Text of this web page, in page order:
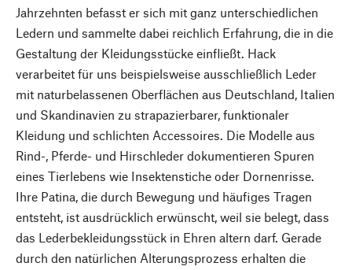
Jahrzehnten befasst er sich mit ganz unterschiedlichen
Ledern und sammelte dabei reichlich Erfahrung, die in die
Gestaltung der Kleidungsstücke einfließt. Hack
verarbeitet für uns beispielsweise ausschließlich Leder
mit naturbelassenen Oberflächen aus Deutschland, Italien
und Skandinavien zu strapazierbarer, funktionaler
Kleidung und schlichten Accessoires. Die Modelle aus
Rind-, Pferde- und Hirschleder dokumentieren Spuren
eines Tierlebens wie Insektenstiche oder Dornenrisse.
Ihre Patina, die durch Bewegung und häufiges Tragen
entsteht, ist ausdrücklich erwünscht, weil sie belegt, dass
das Lederbekleidungsstück in Ehren altern darf. Gerade
durch den natürlichen Alterungsprozess erhalten die